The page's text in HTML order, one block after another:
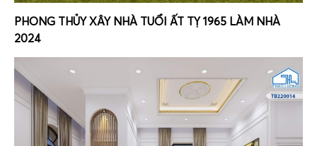
PHONG THỦY XÂY NHÀ TUỔI ẤT TỴ 1965 LÀM NHÀ
2024